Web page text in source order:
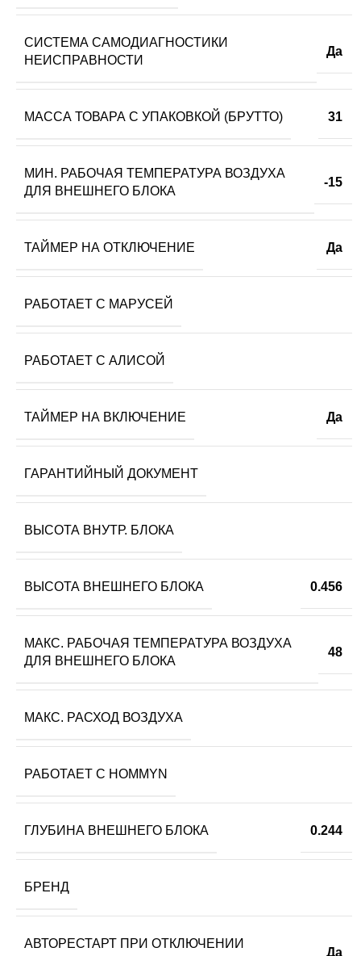
СИСТЕМА САМОДИАГНОСТИКИ
НЕИСПРАВНОСТИ
Да
МАССА ТОВАРА С УПАКОВКОЙ (БРУТТО) 31
МИН. РАБОЧАЯ ТЕМПЕРАТУРА ВОЗДУХА
ДЛЯ ВНЕШНЕГО БЛОКА
-15
ТАЙМЕР НА ОТКЛЮЧЕНИЕ Да
РАБОТАЕТ С МАРУСЕЙ
РАБОТАЕТ С АЛИСОЙ
ТАЙМЕР НА ВКЛЮЧЕНИЕ Да
ГАРАНТИЙНЫЙ ДОКУМЕНТ
ВЫСОТА ВНУТР. БЛОКА
ВЫСОТА ВНЕШНЕГО БЛОКА 0.456
МАКС. РАБОЧАЯ ТЕМПЕРАТУРА ВОЗДУХА
ДЛЯ ВНЕШНЕГО БЛОКА
48
МАКС. РАСХОД ВОЗДУХА
РАБОТАЕТ С HOMMYN
ГЛУБИНА ВНЕШНЕГО БЛОКА 0.244
БРЕНД
АВТОРЕСТАРТ ПРИ ОТКЛЮЧЕНИИ
Да